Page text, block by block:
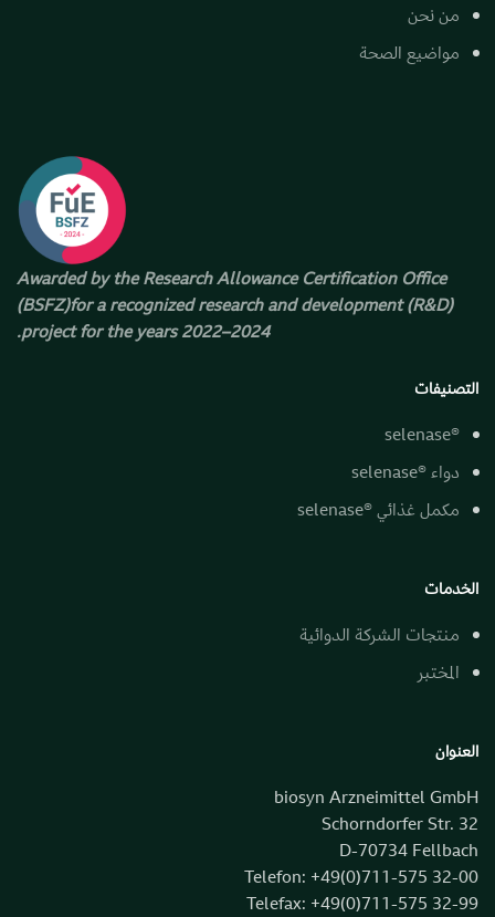
من نحن
مواضيع الصحة
Awarded by the Research Allowance Certification Office
(BSFZ)for a recognized research and development (R&D)
project for the years 2022–2024.
التصنيفات
®selenase
دواء ®selenase
مكمل غذائي ®selenase
الخدمات
منتجات الشركة الدوائية
المختبر
العنوان
biosyn Arzneimittel GmbH
Schorndorfer Str. 32
D-70734 Fellbach
Telefon: +49(0)711-575 32-00
Telefax: +49(0)711-575 32-99